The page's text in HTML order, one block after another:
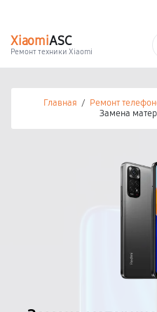
XiaomiASC
Ремонт техники Xiaomi
Главная / Ремонт
Замена